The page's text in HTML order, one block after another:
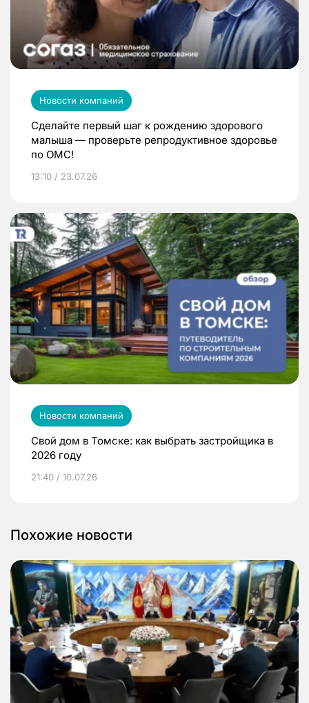
Новости компаний
Сделайте первый шаг к рождению здорового
малыша — проверьте репродуктивное здоровье
по ОМС!
13:10 / 23.07.26
Новости компаний
Свой дом в Томске: как выбрать застройщика в
2026 году
21:40 / 10.07.26
Похожие новости